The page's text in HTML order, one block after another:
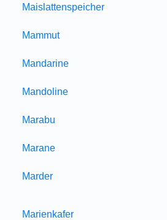
Maislattenspeicher
Mammut
Mandarine
Mandoline
Marabu
Marane
Marder
Marienkafer